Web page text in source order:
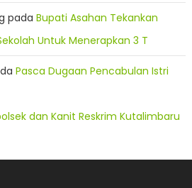
pada Bupati Asahan Tekankan
Untuk Menerapkan 3 T
Pasca Dugaan Pencabulan Istri
dan Kanit Reskrim Kutalimbaru